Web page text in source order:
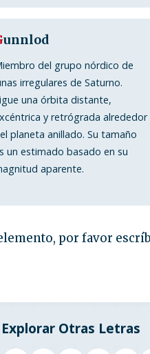
unnlod
del grupo nórdico de
irregulares de Saturno.
una órbita distante,
y retrógrada alrededor
planeta anillado. Su tamaño
un estimado basado en su
aparente.
por favor
Explorar Otras Letras